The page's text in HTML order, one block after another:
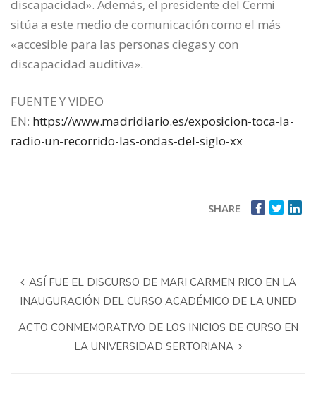
discapacidad». Además, el presidente del Cermi
sitúa a este medio de comunicación como el más
«accesible para las personas ciegas y con
discapacidad auditiva».
FUENTE Y VIDEO
EN: https://www.madridiario.es/exposicion-toca-la-
radio-un-recorrido-las-ondas-del-siglo-xx
SHARE
ASÍ FUE EL DISCURSO DE MARI CARMEN RICO EN LA
INAUGURACIÓN DEL CURSO ACADÉMICO DE LA UNED
ACTO CONMEMORATIVO DE LOS INICIOS DE CURSO EN
LA UNIVERSIDAD SERTORIANA